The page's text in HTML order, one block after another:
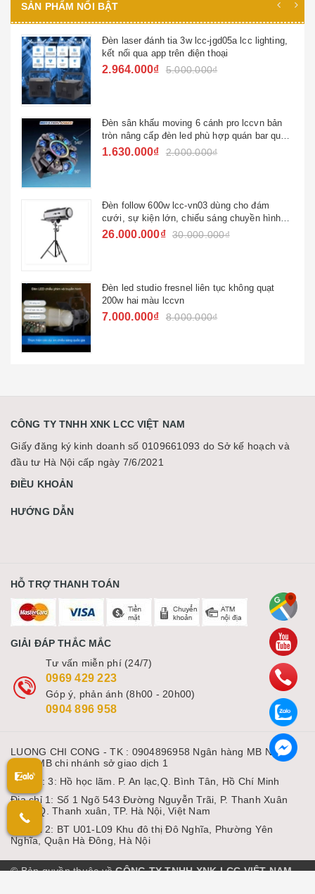
SẢN PHẨM NỔI BẬT
lcc lighting,
lccvn bản
quán bar quán
hình
quạt
Đèn beam 295w viền led lcc-
450w )
4.950.000₫
Đèn nấm hoa văn laser quán bar
1.700.000₫
Đèn beam chùm hoa văn led
3.880.000₫ 4.500.000₫
Đèn beam hoa văn night lf 120
cưới
4.563.000₫
CÔNG TY TNHH XNK LCC VIỆT NAM
Giấy đăng ký kinh doanh số 0109661093 do Sở kế hoạch và
đầu tư Hà Nội cấp ngày 7/6/2021
ĐIỀU KHOẢN
HƯỚNG DẪN
HỖ TRỢ THANH TOÁN
GIẢI ĐÁP THẮC MẮC
Tư vấn miễn phí (24/7)
0969 429 223
Góp ý, phản ánh (8h00 - 20h00)
0904 896 958
LUONG CHI CONG - TK : 0904896958 Ngân hàng MB Ngân
hàng MB chi nhánh sở giao dịch 1
Địa chỉ: 3: Hồ học lãm. P. An lạc,Q. Bình Tân, Hồ Chí Minh
Địa chỉ 1: Số 1 Ngõ 543 Đường Nguyễn Trãi, P. Thanh Xuân
Nam, Q. Thanh xuân, TP. Hà Nội, Việt Nam
Địa chỉ 2: BT U01-L09 Khu đô thị Đô Nghĩa, Phường Yên
Nghĩa, Quận Hà Đông, Hà Nội
© Bản quyền thuộc vềCÔNG TY TNHH XNK LCC VIỆT NAM